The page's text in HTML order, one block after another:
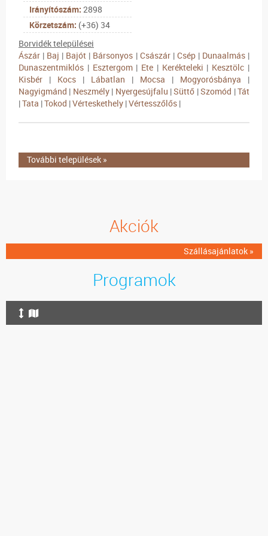
Irányítószám: 2898
Körzetszám: (+36) 34
Borvidék települései
Ászár | Baj | Bajót | Bársonyos | Császár | Csép | Dunaalmás |
Dunaszentmiklós | Esztergom | Ete | Kerékteleki | Kesztölc |
Kisbér
| Kocs | Lábatlan | Mocsa | Mogyorósbánya
|
Nagyigmánd | Neszmély | Nyergesújfalu |Süttő |Szomód |Tát
|Tata |Tokod |Vérteskethely |Vértesszőlős |
További települések »
Akciók
Szállásajánlatok »
Programok